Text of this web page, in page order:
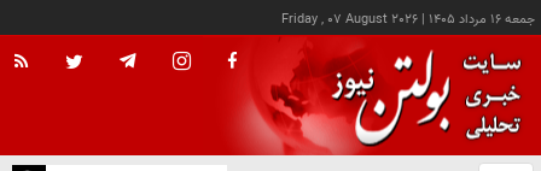
جمعه ۱۶ مرداد ۱۴۰۵ |
Friday , 07 August 2026